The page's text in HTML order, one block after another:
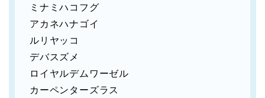
ミナミハコフグ
アカネハナゴイ
ルリヤッコ
デバスズメ
ロイヤルデムワーゼル
カーペンターズラス